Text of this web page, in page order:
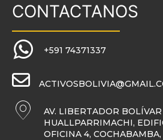
CONTACTANOS
+591 74371337
AV. LIBERTADOR BOLÍVAR
HUALLPARRIMACHI,
OFICINA 4,